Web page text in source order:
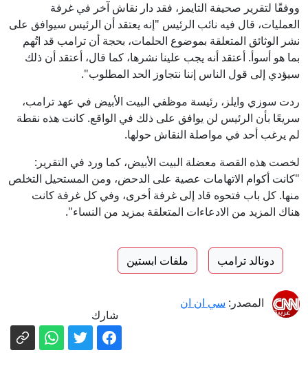
ووفقًا لتقرير صحيفة التايمز، فقد دار نقاش آخر في غرفة
العمليات، قال فيه نائب الرئيس "إنه يعتقد أن الرئيس سيوافق على
نشر الوثائق المتعلقة بموضوع الحلمات، بحجة أن ترامب قد اتُهم
بما هو أسوأ. أعتقد أنه يجب علينا نشرها، كما قال، أعتقد أن ذلك
سيؤدي إلى قول الناس إننا نتجاوز الحد المطلوب".
ردت سوزي وايلز، رئيسة موظفي البيت الأبيض في عهد ترامب،
سريعًا بأن الرئيس لن يوافق على ذلك في الواقع. كانت هذه نقطة
لم يرغب أحد في مواصلة النقاش حولها.
لخصت هذه القصة معضلة البيت الأبيض، كما ورد في التقرير:
"كانت أكوام الاتهامات عصية على الدحض، ومن المستحيل التخلص
منها. كل باب فتحوه قاد إلى غرفة أخرى، وفي كل غرفة كانت
هناك المزيد من الادعاءات المتعلقة بمزيد من النساء".
دونالد ترامب ملفات ابستين
المصدر: سي ان ان
شارك